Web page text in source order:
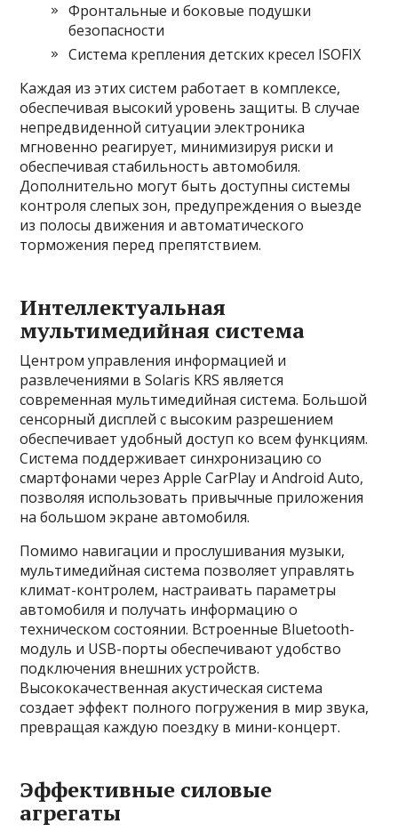
Фронтальные и боковые подушки
безопасности
Система крепления детских кресел ISOFIX
Каждая из этих систем работает в комплексе,
обеспечивая высокий уровень защиты. В случае
непредвиденной ситуации электроника
мгновенно реагирует, минимизируя риски и
обеспечивая стабильность автомобиля.
Дополнительно могут быть доступны системы
контроля слепых зон, предупреждения о выезде
из полосы движения и автоматического
торможения перед препятствием.
Интеллектуальная
мультимедийная система
Центром управления информацией и
развлечениями в Solaris KRS является
современная мультимедийная система. Большой
сенсорный дисплей с высоким разрешением
обеспечивает удобный доступ ко всем функциям.
Система поддерживает синхронизацию со
смартфонами через Apple CarPlay и Android Auto,
позволяя использовать привычные приложения
на большом экране автомобиля.
Помимо навигации и прослушивания музыки,
мультимедийная система позволяет управлять
климат-контролем, настраивать параметры
автомобиля и получать информацию о
техническом состоянии. Встроенные Bluetooth-
модуль и USB-порты обеспечивают удобство
подключения внешних устройств.
Высококачественная акустическая система
создает эффект полного погружения в мир звука,
превращая каждую поездку в мини-концерт.
Эффективные силовые
агрегаты